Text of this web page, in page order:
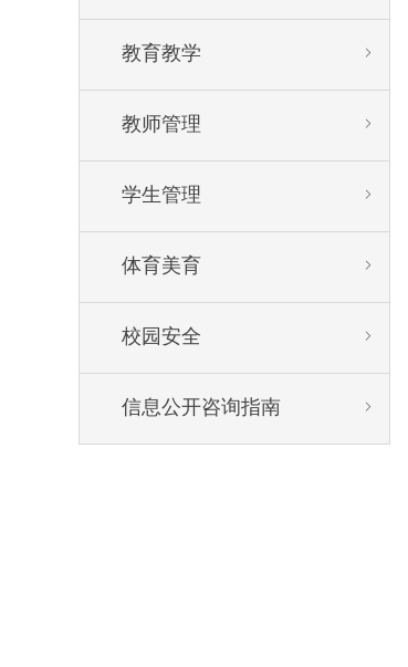
教育教学 
教师管理 
学生管理 
体育美育 
校园安全 
信息公开咨询指南 